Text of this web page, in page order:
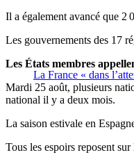
Il a également avancé que 2
Les gouvernements des 17
La France « dans
Les États membres
Mardi 25 août, plusieurs
national il y a deux mois.
La saison estivale en
Tous les espoirs reposent